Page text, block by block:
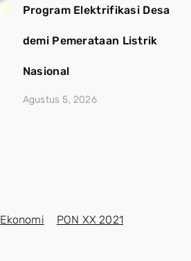
Program Elektrifikasi Desa
demi Pemerataan Listrik
Nasional
Agustus 5, 2026
Ekonomi PON XX 2021